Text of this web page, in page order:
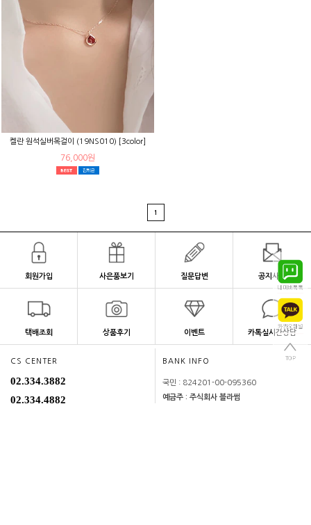
켈란 원석실버목걸이 (19NS010) [3color]
76,000원
1
회원가입 사은품보기 질문답변 공지사항
택배조회 상품후기 이벤트 카톡실시간상담
CS CENTER
02.334.3882
02.334.4882
BANK INFO
국민 : 824201-00-095360
예금주 : 주식회사 블라썸